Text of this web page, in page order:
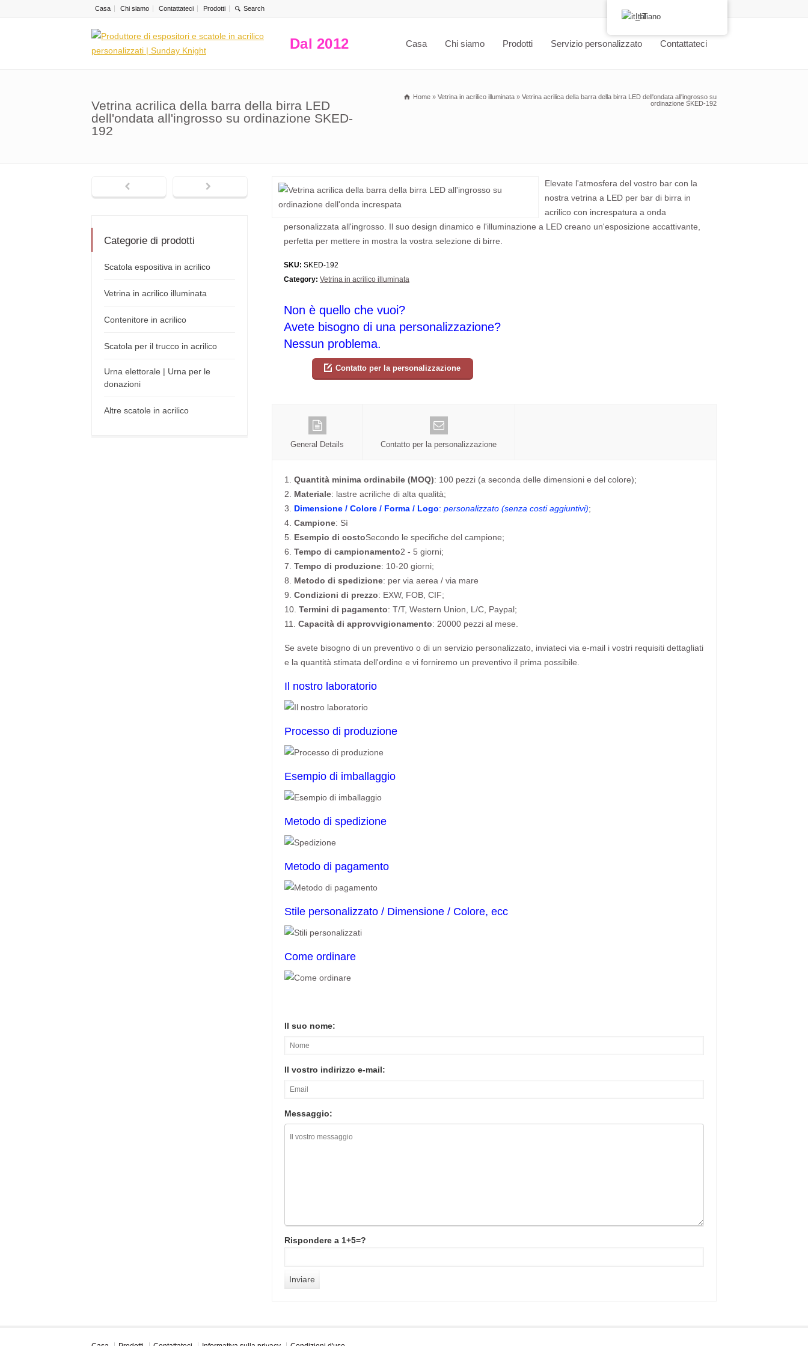
Casa Chi siamo Contattateci Prodotti
Dal 2012 Casa Chi siamo Prodotti Servizio personalizzato Contattateci
Vetrina acrilica della barra della birra LED
dell'ondata all'ingrosso su ordinazione SKED-
192
Home » Vetrina in acrilico illuminata » Vetrina acrilica della barra della birra LED dell'ondata all'ingrosso su
ordinazione SKED-192
Elevate l'atmosfera del vostro bar con la
nostra vetrina a LED per bar di birra in
acrilico con increspatura a onda
personalizzata all'ingrosso. Il suo design dinamico e l'illuminazione a LED creano un'esposizione accattivante,
perfetta per mettere in mostra la vostra selezione di birre.
SKU: SKED-192
Category: Vetrina in acrilico illuminata
Non è quello che vuoi?
Avete bisogno di una personalizzazione?
Nessun problema.
Contatto per la personalizzazione
General Details Contatto per la personalizzazione
1. Quantità minima ordinabile (MOQ): 100 pezzi (a seconda delle dimensioni e del colore);
2. Materiale: lastre acriliche di alta qualità;
3. Dimensione / Colore / Forma / Logo: personalizzato (senza costi aggiuntivi);
4. Campione: Sì
5. Esempio di costoSecondo le specifiche del campione;
6. Tempo di campionamento2 - 5 giorni;
7. Tempo di produzione: 10-20 giorni;
8. Metodo di spedizione: per via aerea / via mare
9. Condizioni di prezzo: EXW, FOB, CIF;
10. Termini di pagamento: T/T, Western Union, L/C, Paypal;
11. Capacità di approvvigionamento: 20000 pezzi al mese.
Se avete bisogno di un preventivo o di un servizio personalizzato, inviateci via e-mail i vostri requisiti dettagliati
e la quantità stimata dell'ordine e vi forniremo un preventivo il prima possibile.
Il nostro laboratorio
Processo di produzione
Esempio di imballaggio
Metodo di spedizione
Metodo di pagamento
Stile personalizzato / Dimensione / Colore, ecc
Come ordinare
Il suo nome:
Il vostro indirizzo e-mail:
Messaggio:
Rispondere a 1+5=?
Categorie di prodotti
Scatola espositiva in acrilico
Vetrina in acrilico illuminata
Contenitore in acrilico
Scatola per il trucco in acrilico
Urna elettorale | Urna per le
donazioni
Altre scatole in acrilico
Italiano